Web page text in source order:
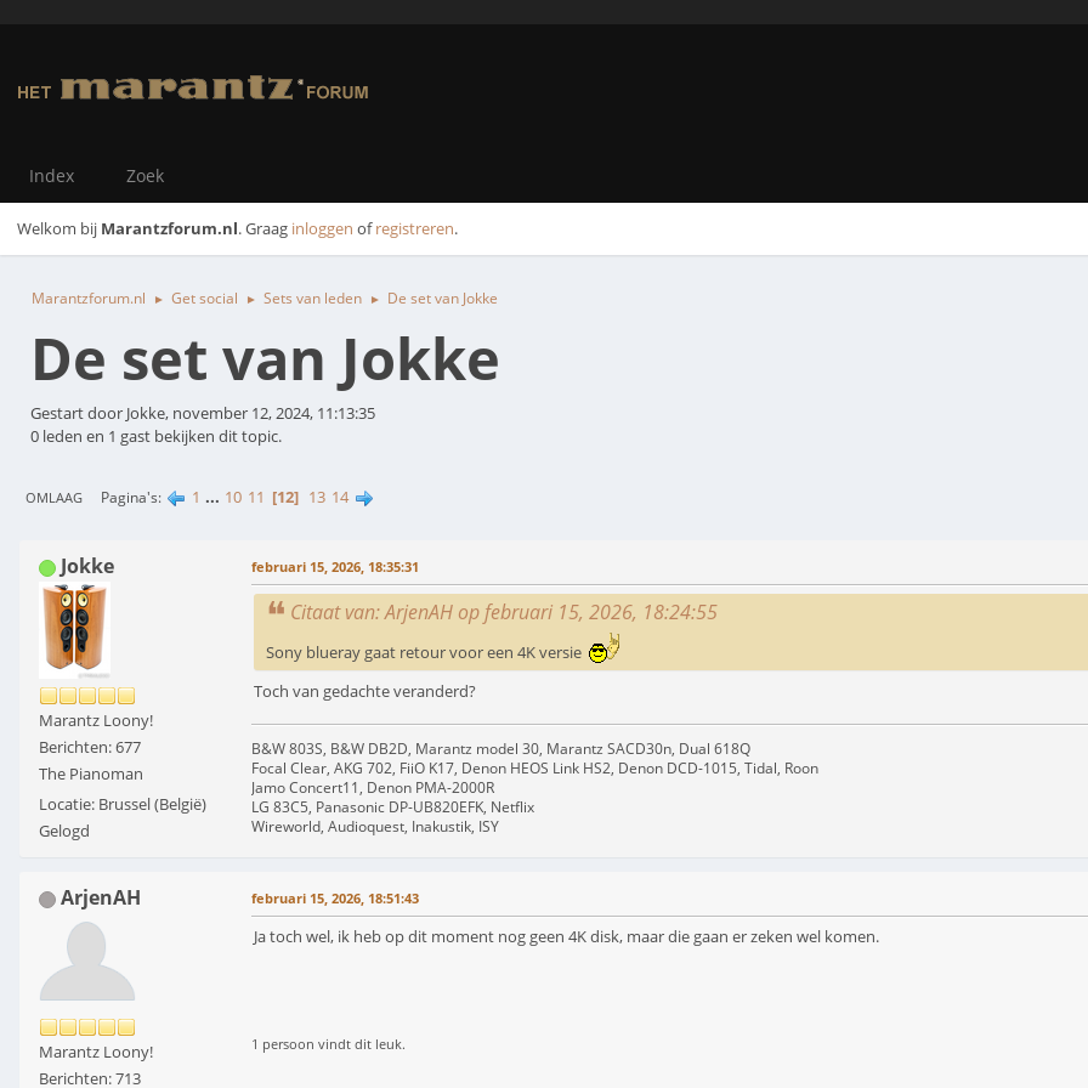
Index Zoek
Welkom bij Marantzforum.nl. Graag inloggen ofregistreren.
Marantzforum.nl ► Get social ► Sets van leden ► De set van Jokke
De set van Jokke
Gestart door Jokke, november 12, 2024, 11:13:35
0 leden en 1 gast bekijken dit topic.
OMLAAG Pagina's 1 ... 10 11 12 13 14
Jokke
Marantz Loony!
Berichten: 677
The Pianoman
Locatie: Brussel (België)
Gelogd
februari 15, 2026, 18:35:31
Citaat van: ArjenAH op februari 15, 2026, 18:24:55
Sony blueray gaat retour voor een 4K versie
Toch van gedachte veranderd?
B&W 803S, B&W DB2D, Marantz model 30, Marantz SACD30n, Dual 618Q
Focal Clear, AKG 702, FiiO K17, Denon HEOS Link HS2, Denon DCD-1015, Tidal, Roon
Jamo Concert11, Denon PMA-2000R
LG 83C5, Panasonic DP-UB820EFK, Netflix
Wireworld, Audioquest, Inakustik, ISY
ArjenAH
Marantz Loony!
Berichten: 713
februari 15, 2026, 18:51:43
Ja toch wel, ik heb op dit moment nog geen 4K disk, maar die gaan er zeken wel komen.
1 persoon vindt dit leuk.